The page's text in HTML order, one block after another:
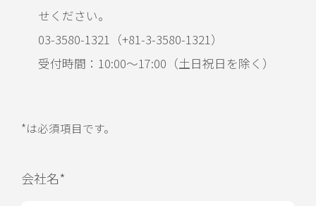
せください。
03-3580-1321（+81-3-3580-1321）
受付時間：10:00〜17:00（土日祝日を除く）
*は必須項目です。
会社名*